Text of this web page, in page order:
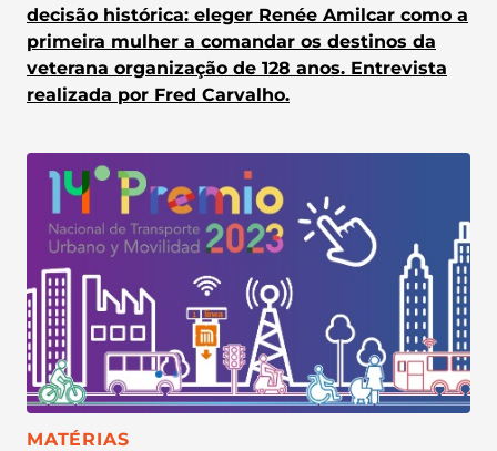
decisão histórica: eleger Renée Amilcar como a
primeira mulher a comandar os destinos da
veterana organização de 128 anos. Entrevista
realizada por Fred Carvalho.
CATEGORIA:
MATÉRIAS